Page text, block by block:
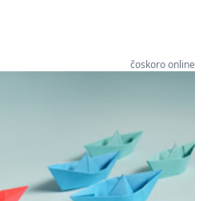
čoskoro online